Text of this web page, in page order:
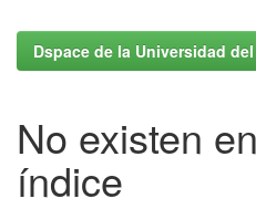
Dspace de la Universidad
No existen
índice